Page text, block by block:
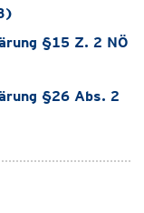
§15 Z. 2 NÖ
§26 Abs. 2